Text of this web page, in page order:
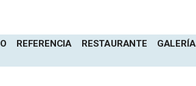
REFERENCIA RESTAURANTE GALERÍA